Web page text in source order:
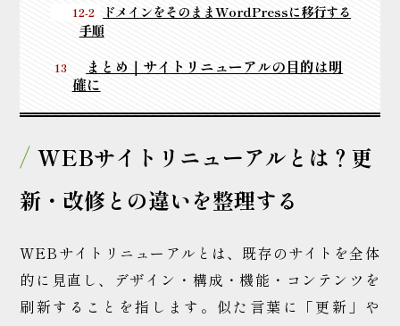
ドメインをそのままWordPressに移行する
手順
まとめ｜サイトリニューアルの目的は明
確に
WEBサイトリニューアルとは？更
新・改修との違いを整理する
WEBサイトリニューアルとは、既存のサイトを全体
的に見直し、デザイン・構成・機能・コンテンツを
刷新することを指します。似た言葉に「更新」や